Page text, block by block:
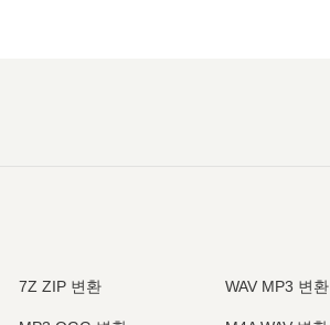
7Z ZIP 변환 WAV MP3 변환